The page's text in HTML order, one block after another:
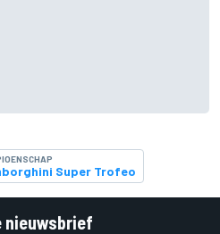
Super Trofeo
nieuwsbrief